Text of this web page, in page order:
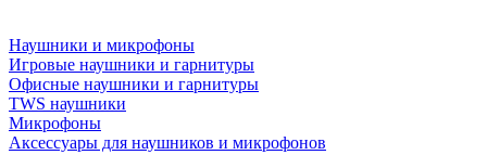
Наушники и микрофоны
Игровые наушники и гарнитуры
Офисные наушники и гарнитуры
TWS наушники
Микрофоны
Аксессуары для наушников и микрофонов